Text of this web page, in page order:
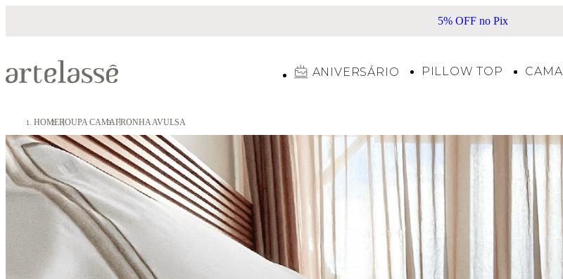
Frete Grátis acima de R$500*
ANIVERSÁRIO PILLOW TOP CAMA
HOMEROUPA CAMAFRONHA AVULSA